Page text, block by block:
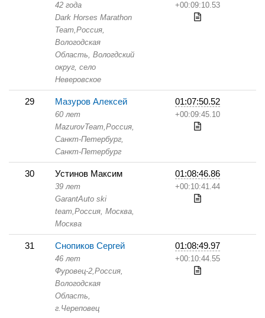
42 года
Dark Horses Marathon
Team,Россия,
Вологодская
Область, Вологдский
округ, село
Неверовское
+00:09:10.53
29 Мазуров Алексей
60 лет
MazurovTeam,Россия,
Санкт-Петербург,
Санкт-Петербург
01:07:50.52
+00:09:45.10
30 Устинов Максим
39 лет
GarantAuto ski
team,Россия, Москва,
Москва
01:08:46.86
+00:10:41.44
31 Снопиков Сергей
46 лет
Фуровец-2,Россия,
Вологодская
Область,
г.Череповец
01:08:49.97
+00:10:44.55